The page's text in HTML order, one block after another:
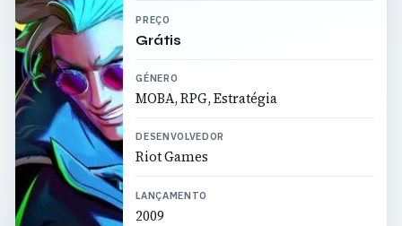
PREÇO
Grátis
GÉNERO
MOBA, RPG, Estratégia
DESENVOLVEDOR
Riot Games
LANÇAMENTO
2009